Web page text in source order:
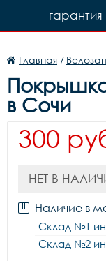
гарантия
Главная /
в Сочи
300
НЕТ В
Наличие в
Склад №1
Склад №2